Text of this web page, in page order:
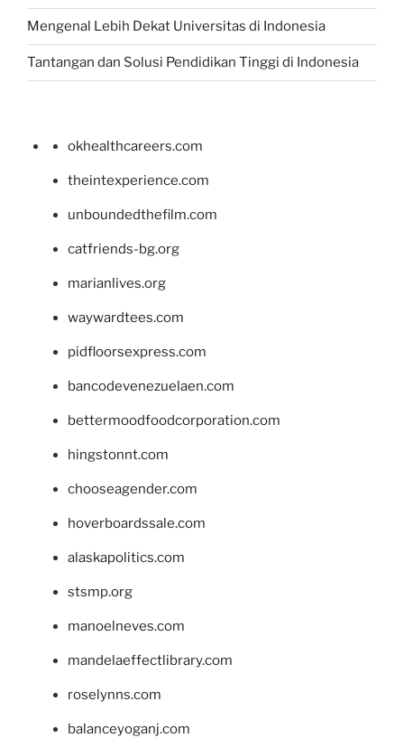
Mengenal Lebih Dekat Universitas di Indonesia
Tantangan dan Solusi Pendidikan Tinggi di Indonesia
okhealthcareers.com
theintexperience.com
unboundedthefilm.com
catfriends-bg.org
marianlives.org
waywardtees.com
pidfloorsexpress.com
bancodevenezuelaen.com
bettermoodfoodcorporation.com
hingstonnt.com
chooseagender.com
hoverboardssale.com
alaskapolitics.com
stsmp.org
manoelneves.com
mandelaeffectlibrary.com
roselynns.com
balanceyoganj.com